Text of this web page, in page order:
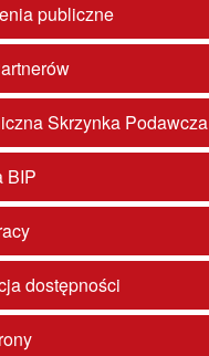
publiczne
Skrzynka Podawcza
BIP
dostępności